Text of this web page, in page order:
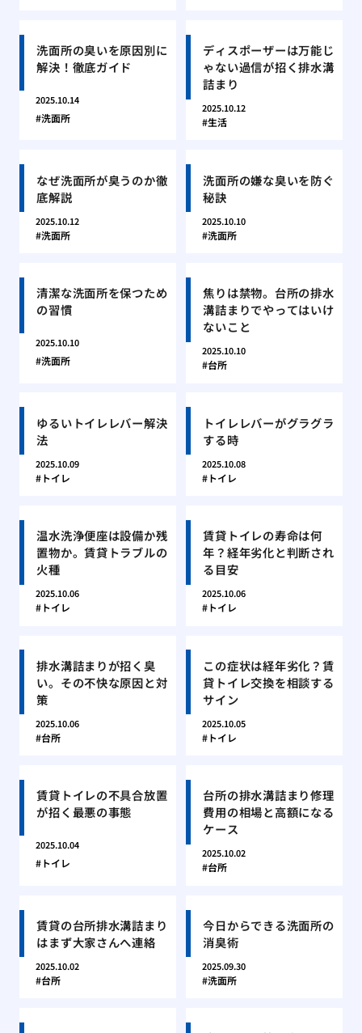
洗面所の臭いを原因別に
解決！徹底ガイド
2025.10.14
洗面所
ディスポーザーは万能じ
ゃない過信が招く排水溝
詰まり
2025.10.12
生活
なぜ洗面所が臭うのか徹
底解説
2025.10.12
洗面所
洗面所の嫌な臭いを防ぐ
秘訣
2025.10.10
洗面所
清潔な洗面所を保つため
の習慣
2025.10.10
洗面所
焦りは禁物。台所の排水
溝詰まりでやってはいけ
ないこと
2025.10.10
台所
ゆるいトイレレバー解決
法
2025.10.09
トイレ
トイレレバーがグラグラ
する時
2025.10.08
トイレ
温水洗浄便座は設備か残
置物か。賃貸トラブルの
火種
2025.10.06
トイレ
賃貸トイレの寿命は何
年？経年劣化と判断され
る目安
2025.10.06
トイレ
排水溝詰まりが招く臭
い。その不快な原因と対
策
2025.10.06
台所
この症状は経年劣化？賃
貸トイレ交換を相談する
サイン
2025.10.05
トイレ
賃貸トイレの不具合放置
が招く最悪の事態
2025.10.04
トイレ
台所の排水溝詰まり修理
費用の相場と高額になる
ケース
2025.10.02
台所
賃貸の台所排水溝詰まり
はまず大家さんへ連絡
2025.10.02
台所
今日からできる洗面所の
消臭術
2025.09.30
洗面所